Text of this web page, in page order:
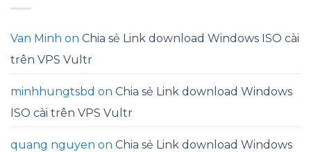
Van Minh on Chia sẻ Link download Windows ISO cài
trên VPS Vultr
minhhungtsbd on Chia sẻ Link download Windows
ISO cài trên VPS Vultr
quang nguyen on Chia sẻ Link download Windows